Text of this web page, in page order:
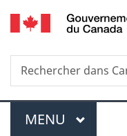
Recherche
Rechercher
dans
Menu
MENU PRINCIPAL